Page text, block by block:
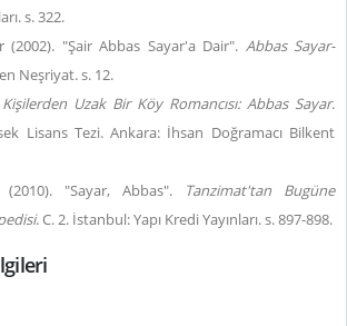
s. 322.
(2002). "Şair Abbas Sayar'a Dair". Abbas Sayar-
Neşriyat. s. 12.
Kişilerden Uzak Bir Köy Romancısı: Abbas Sayar.
Lisans Tezi. Ankara: İhsan Doğramacı Bilkent
"Sayar, Abbas".
Tanzimat'tan Bugüne
. C. 2. İstanbul: Yapı Kredi Yayınları. s. 897-898.